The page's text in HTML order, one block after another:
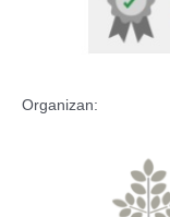
Organizan: